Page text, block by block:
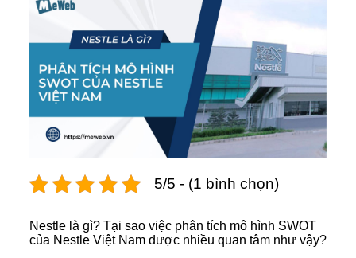
5/5 - (1 bình chọn)
Nestle là gì? Tại sao việc phân tích mô hình SWOT
của Nestle Việt Nam được nhiều quan tâm như vậy?